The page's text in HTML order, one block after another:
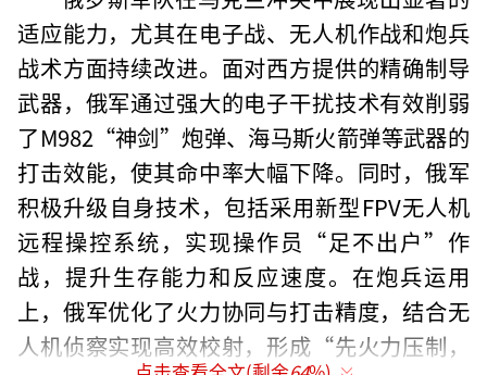
适应能力，尤其在电子战、无人机作战和炮兵
战术方面持续改进。面对西方提供的精确制导
武器，俄军通过强大的电子干扰技术有效削弱
了M982“神剑”炮弹、海马斯火箭弹等武器的
打击效能，使其命中率大幅下降。同时，俄军
积极升级自身技术，包括采用新型FPV无人机
远程操控系统，实现操作员“足不出户”作
战，提升生存能力和反应速度。在炮兵运用
上，俄军优化了火力协同与打击精度，结合无
人机侦察实现高效校射，形成“先火力压制，